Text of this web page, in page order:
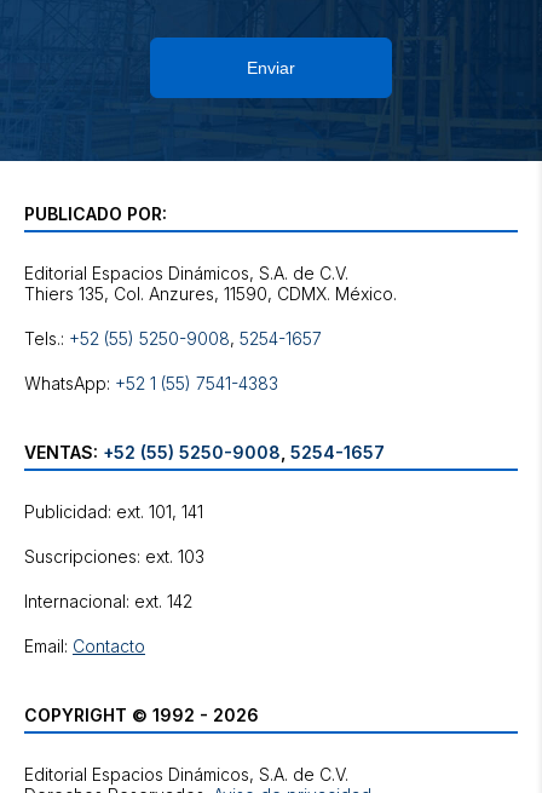
Enviar
PUBLICADO POR:
Editorial Espacios Dinámicos, S.A. de C.V.
Tels.: +52 (55) 5250-9008, 5254-1657
WhatsApp: +52 1 (55) 7541-4383
VENTAS: +52 (55) 5250-9008 5254-1657
Publicidad: ext. 101, 141
Suscripciones: ext. 103
Internacional: ext. 142
Email: Contacto
COPYRIGHT © 1992 - 2026
Editorial Espacios Dinámicos, S.A. de C.V.